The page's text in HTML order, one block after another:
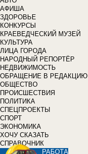
АФИША
ЗДОРОВЬЕ
КОНКУРСЫ
КРАЕВЕДЧЕСКИЙ МУЗЕЙ
КУЛЬТУРА
ЛИЦА ГОРОДА
НАРОДНЫЙ РЕПОРТЁР
НЕДВИЖИМОСТЬ
ОБРАЩЕНИЕ В РЕДАКЦИЮ
ОБЩЕСТВО
ПРОИСШЕСТВИЯ
ПОЛИТИКА
СПЕЦПРОЕКТЫ
СПОРТ
ЭКОНОМИКА
ХОЧУ СКАЗАТЬ
СПРАВОЧНИК
РАБОТА